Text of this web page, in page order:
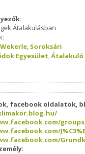
Átalakulásban
, Soroksári
Egyesület,Átalakuló
facebook oldalatok,